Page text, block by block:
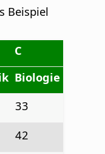
Beispiel
C
Biologie
33
42